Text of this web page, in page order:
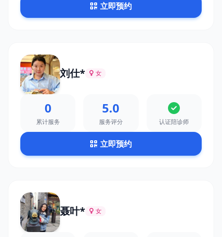
立即预约
刘仕* 女
0
累计服务
5.0
服务评分 认证陪诊师
立即预约
聂叶* 女